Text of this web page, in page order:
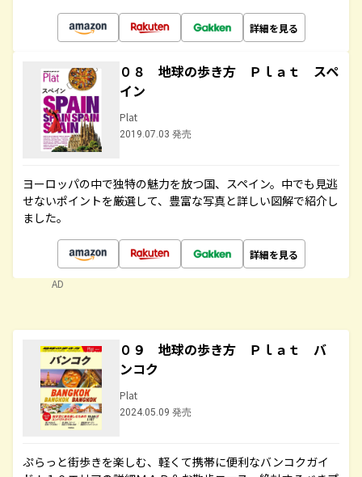
詳細を見る
０８ 地球の歩き方 Ｐｌａｔ スペ
イン
Plat
2019.07.03 発売
ヨーロッパの中で独特の魅力を放つ国、スペイン。中でも見逃
せないポイントを厳選して、豊富な写真と詳しい図解で紹介し
ました。
詳細を見る
AD
０９ 地球の歩き方 Ｐｌａｔ バ
ンコク
Plat
2024.05.09 発売
ぷらっと街歩きを楽しむ、軽くて携帯に便利なバンコクガイ